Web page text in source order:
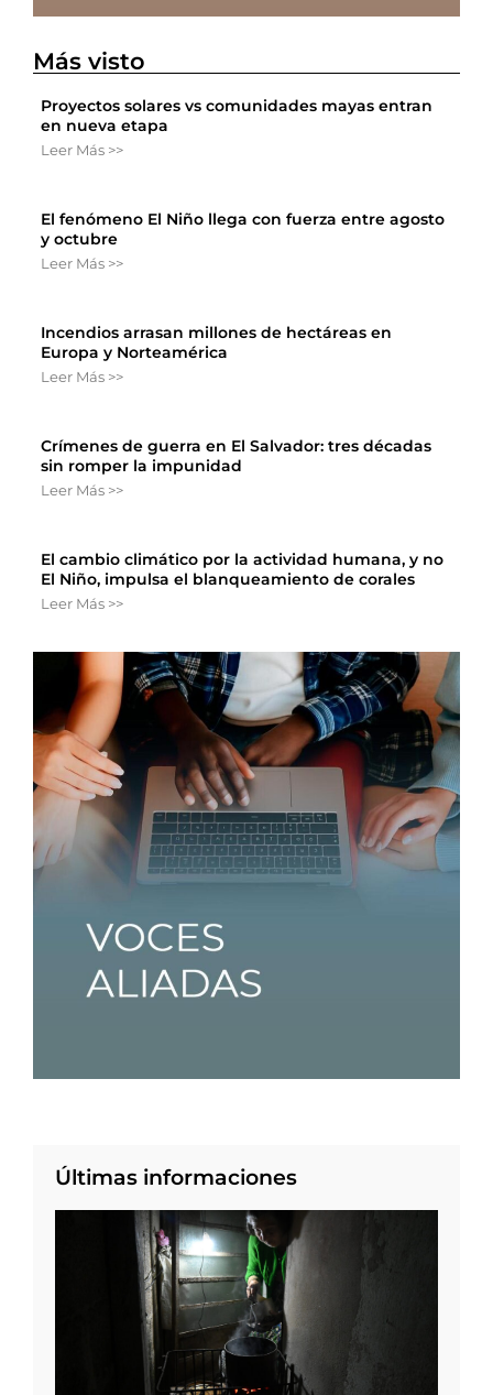
Más visto
Proyectos solares vs comunidades mayas entran
en nueva etapa
Leer Más >>
El fenómeno El Niño llega con fuerza entre agosto
y octubre
Leer Más >>
Incendios arrasan millones de hectáreas en
Europa y Norteamérica
Leer Más >>
Crímenes de guerra en El Salvador: tres décadas
sin romper la impunidad
Leer Más >>
El cambio climático por la actividad humana, y no
El Niño, impulsa el blanqueamiento de corales
Leer Más >>
Últimas informaciones